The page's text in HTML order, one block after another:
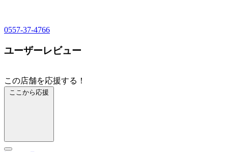
0557-37-4766
ユーザーレビュー
この店舗を応援する！
ここから応援